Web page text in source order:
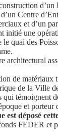
Centre
et d’un
initié une
quai des
architectural
de matériaux
de la Ville
qui témoignent
et porteur
est déposé
FEDER et